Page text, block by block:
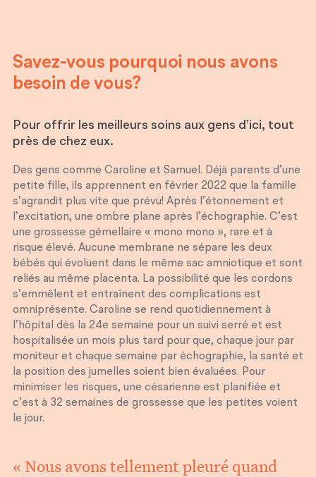
Savez-vous pourquoi nous avons
besoin de vous?
Pour offrir les meilleurs soins aux gens d’ici, tout
près de chez eux.
Des gens comme Caroline et Samuel. Déjà parents d’une
petite fille, ils apprennent en février 2022 que la famille
s’agrandit plus vite que prévu! Après l’étonnement et
l’excitation, une ombre plane après l’échographie. C’est
une grossesse gémellaire « mono mono », rare et à
risque élevé. Aucune membrane ne sépare les deux
bébés qui évoluent dans le même sac amniotique et sont
reliés au même placenta. La possibilité que les cordons
s’emmêlent et entraînent des complications est
omniprésente. Caroline se rend quotidiennement à
l’hôpital dès la 24e semaine pour un suivi serré et est
hospitalisée un mois plus tard pour que, chaque jour par
moniteur et chaque semaine par échographie, la santé et
la position des jumelles soient bien évaluées. Pour
minimiser les risques, une césarienne est planifiée et
c’est à 32 semaines de grossesse que les petites voient
le jour.
« Nous avons tellement pleuré quand